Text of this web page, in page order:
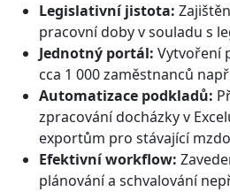
Legislativní jistota:
pracovní doby v souladu s
Jednotný portál: Vytvoření
cca 1 000 zaměstnanců
Automatizace podkladů:
zpracování docházky v
exportům pro stávající
Efektivní workflow:
plánování a schvalování